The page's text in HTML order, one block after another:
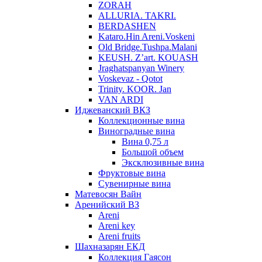
ZORAH
ALLURIA. TAKRI.
BERDASHEN
Kataro.Hin Areni.Voskeni
Old Bridge.Tushpa.Malani
KEUSH. Z’art. KOUASH
Jraghatspanyan Winery
Voskevaz - Qotot
Trinity. KOOR. Jan
VAN ARDI
Иджеванский ВКЗ
Коллекционные вина
Виноградные вина
Вина 0,75 л
Большой объем
Эксклюзивные вина
Фруктовые вина
Cувенирные вина
Матевосян Вайн
Аренийский ВЗ
Areni
Areni key
Areni fruits
Шахназарян ЕКД
Коллекция Гаясон